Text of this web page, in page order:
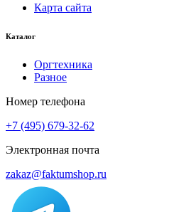
Карта сайта
Каталог
Оргтехника
Разное
Номер телефона
+7 (495) 679-32-62
Электронная почта
zakaz@faktumshop.ru